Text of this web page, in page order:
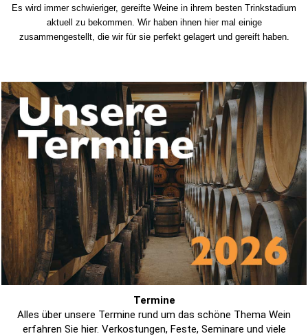
Es wird immer schwieriger, gereifte Weine in ihrem besten Trinkstadium
aktuell zu bekommen. Wir haben ihnen hier mal einige
zusammengestellt, die wir für sie perfekt gelagert und gereift haben.
Termine
Alles über unsere Termine rund um das schöne Thema Wein
erfahren Sie hier. Verkostungen, Feste, Seminare und viele